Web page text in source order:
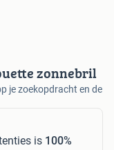
zonnebril
je zoekopdracht en de
is 100%